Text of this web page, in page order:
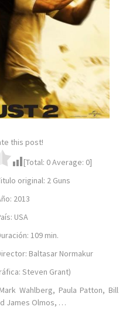
this post!
[Total: 0Average: 0]
original: 2 Guns
2013
USA
109 min.
Baltasar Normakur
Steven Grant)
Wahlberg, Paula Patton, Bill
James Olmos, …